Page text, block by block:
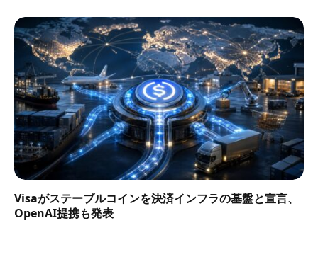
Visaがステーブルコインを決済インフラの基盤と宣言、
OpenAI提携も発表